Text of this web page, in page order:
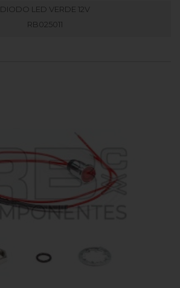
DIODO LED VERDE 12V
RB025011